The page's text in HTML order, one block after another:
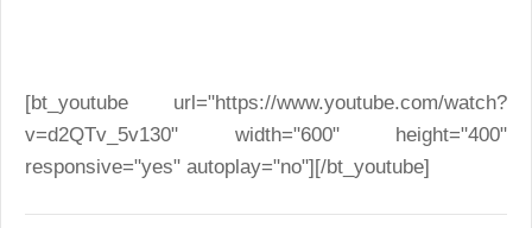
[bt_youtube url="https://www.youtube.com/watch?
v=d2QTv_5v130" width="600" height="400"
responsive="yes" autoplay="no"][/bt_youtube]